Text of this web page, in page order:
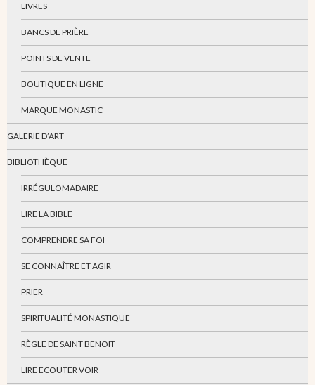
LIVRES
BANCS DE PRIÈRE
POINTS DE VENTE
BOUTIQUE EN LIGNE
MARQUE MONASTIC
GALERIE D’ART
BIBLIOTHÈQUE
IRRÉGULOMADAIRE
LIRE LA BIBLE
COMPRENDRE SA FOI
SE CONNAÎTRE ET AGIR
PRIER
SPIRITUALITÉ MONASTIQUE
RÈGLE DE SAINT BENOIT
LIRE ECOUTER VOIR